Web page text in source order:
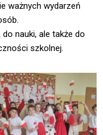
ważnych wydarzeń
nauki, ale także do
szkolnej.